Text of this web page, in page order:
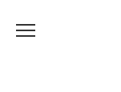
содержанию